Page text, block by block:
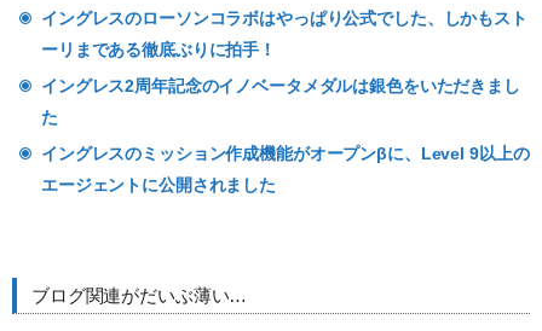
イングレスのローソンコラボはやっぱり公式でした、しかもスト
ーリまである徹底ぶりに拍手！
イングレス2周年記念のイノベータメダルは銀色をいただきまし
た
イングレスのミッション作成機能がオープンβに、Level 9以上の
エージェントに公開されました
ブログ関連がだいぶ薄い…